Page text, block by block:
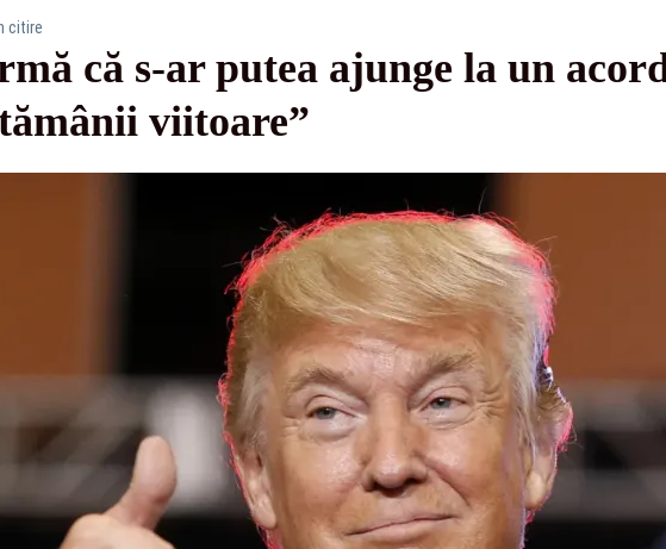
citire
că s-ar putea ajunge la un
viitoare”